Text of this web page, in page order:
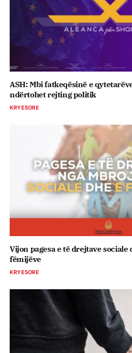
ASH: Mbi fatkeqësinë e
ndërtohet rejting politik
KRYESORE
Vijon pagesa e të drejtave sociale
fëmijëve
KRYESORE